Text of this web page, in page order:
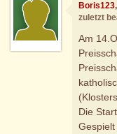
Boris123
zuletzt
Am
Die
Gespielt